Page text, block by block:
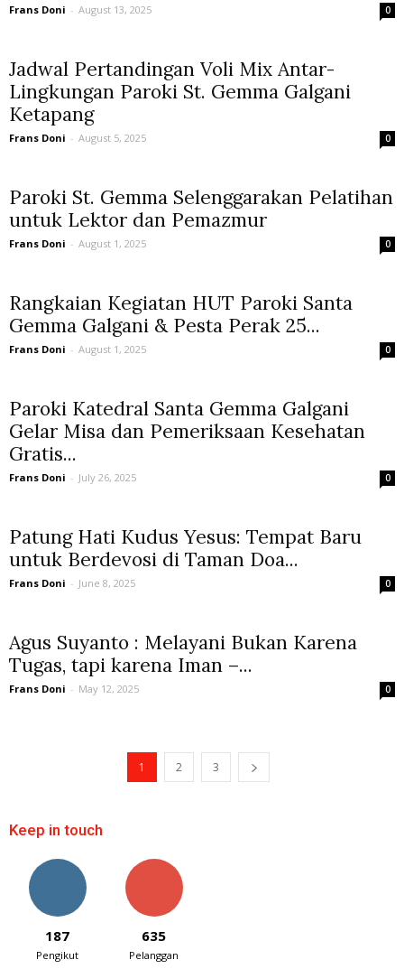
Frans Doni - August 13, 2025 0
Jadwal Pertandingan Voli Mix Antar-
Lingkungan Paroki St. Gemma Galgani
Ketapang
Frans Doni - August 5, 2025 0
Paroki St. Gemma Selenggarakan Pelatihan
untuk Lektor dan Pemazmur
Frans Doni - August 1, 2025 0
Rangkaian Kegiatan HUT Paroki Santa
Gemma Galgani & Pesta Perak 25...
Frans Doni - August 1, 2025 0
Paroki Katedral Santa Gemma Galgani
Gelar Misa dan Pemeriksaan Kesehatan
Gratis...
Frans Doni - July 26, 2025 0
Patung Hati Kudus Yesus: Tempat Baru
untuk Berdevosi di Taman Doa...
Frans Doni - June 8, 2025 0
Agus Suyanto : Melayani Bukan Karena
Tugas, tapi karena Iman –...
Frans Doni - May 12, 2025 0
1 2 3
Keep in touch
187
Pengikut
635
Pelanggan